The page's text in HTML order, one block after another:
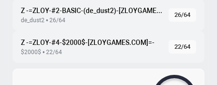
Z -=ZLOY-#2-BASIC-(de_dust2)-[ZLOYGAMES.COM]=-
de_dust2 • 26/64
26/64
Z -=ZLOY-#4-$2000$-[ZLOYGAMES.COM]=-
$2000$ • 22/64
22/64